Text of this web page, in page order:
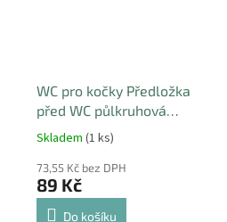
WC pro kočky Předložka
před WC půlkruhová
41x25cm
Skladem (1 ks)
73,55 Kč bez DPH
89 Kč
Do košíku